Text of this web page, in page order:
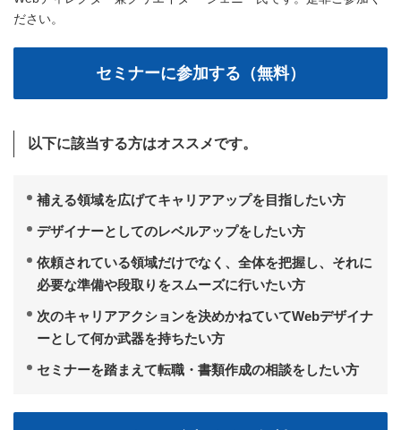
ださい。
以下に該当する方はオススメです。
補える領域を広げてキャリアアップを目指したい方
デザイナーとしてのレベルアップをしたい方
依頼されている領域だけでなく、全体を把握し、それに
必要な準備や段取りをスムーズに行いたい方
次のキャリアアクションを決めかねていてWebデザイナ
ーとして何か武器を持ちたい方
セミナーを踏まえて転職・書類作成の相談をしたい方